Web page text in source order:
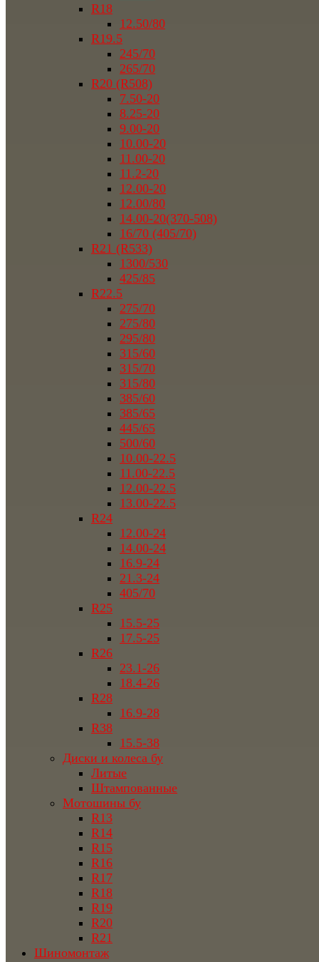
R18
12.50/80
R19.5
245/70
265/70
R20 (R508)
7.50-20
8.25-20
9.00-20
10.00-20
11.00-20
11.2-20
12.00-20
12.00/80
14.00-20(370-508)
16/70 (405/70)
R21 (R533)
1300/530
425/85
R22.5
275/70
275/80
295/80
315/60
315/70
315/80
385/60
385/65
445/65
500/60
10.00-22.5
11.00-22.5
12.00-22.5
13.00-22.5
R24
12.00-24
14.00-24
16.9-24
21.3-24
405/70
R25
15.5-25
17.5-25
R26
23.1-26
18.4-26
R28
16.9-28
R38
15.5-38
Диски и колеса бу
Литые
Штампованные
Мотошины бу
R13
R14
R15
R16
R17
R18
R19
R20
R21
Шиномонтаж